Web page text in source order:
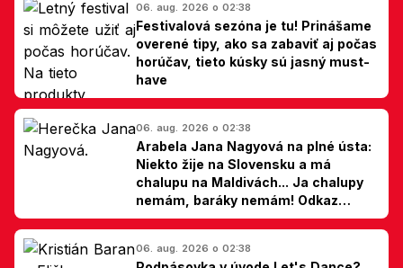
06. aug. 2026 o 02:38
Festivalová sezóna je tu! Prinášame
overené tipy, ako sa zabaviť aj počas
horúčav, tieto kúsky sú jasný must-
have
06. aug. 2026 o 02:38
Arabela Jana Nagyová na plné ústa:
Niekto žije na Slovensku a má
chalupu na Maldivách... Ja chalupy
nemám, baráky nemám! Odkaz
Slovákom
06. aug. 2026 o 02:38